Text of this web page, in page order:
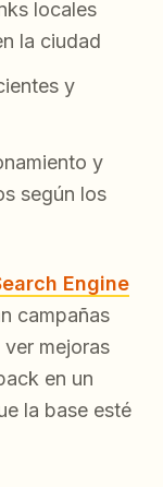
locales
la ciudad
y
y
según los
Engine
campañas
mejoras
en un
la base esté